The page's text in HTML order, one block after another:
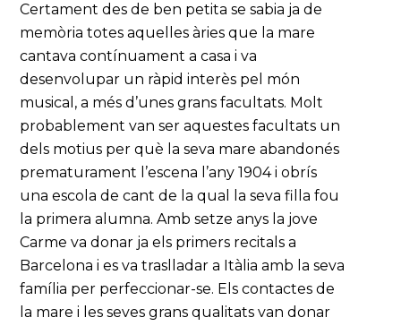
Certament des de ben petita se sabia ja de
memòria totes aquelles àries que la mare
cantava contínuament a casa i va
desenvolupar un ràpid interès pel món
musical, a més d’unes grans facultats. Molt
probablement van ser aquestes facultats un
dels motius per què la seva mare abandonés
prematurament l’escena l’any 1904 i obrís
una escola de cant de la qual la seva filla fou
la primera alumna. Amb setze anys la jove
Carme va donar ja els primers recitals a
Barcelona i es va traslladar a Itàlia amb la seva
família per perfeccionar-se. Els contactes de
la mare i les seves grans qualitats van donar